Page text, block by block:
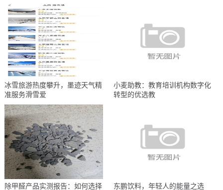
冰雪旅游热度攀升，墨迹天气精
准服务滑雪爱
小麦助教：教育培训机构数字化
转型的优选教
除甲醛产品实测报告：如何选择 东鹏饮料，年轻人的能量之选